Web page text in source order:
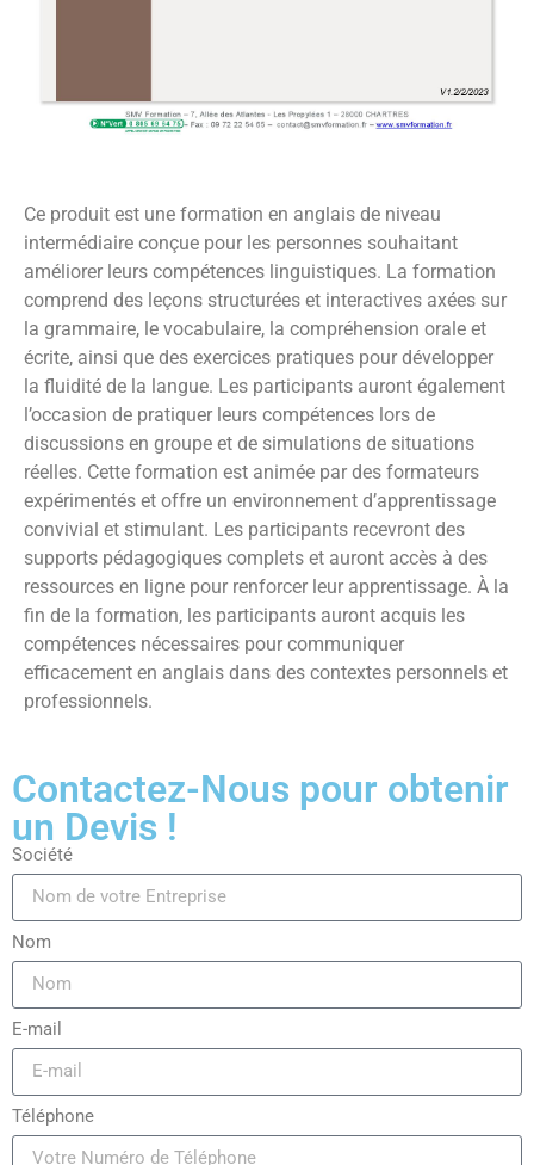
Ce produit est une formation en anglais de niveau
intermédiaire conçue pour les personnes souhaitant
améliorer leurs compétences linguistiques. La formation
comprend des leçons structurées et interactives axées sur
la grammaire, le vocabulaire, la compréhension orale et
écrite, ainsi que des exercices pratiques pour développer
la fluidité de la langue. Les participants auront également
l’occasion de pratiquer leurs compétences lors de
discussions en groupe et de simulations de situations
réelles. Cette formation est animée par des formateurs
expérimentés et offre un environnement d’apprentissage
convivial et stimulant. Les participants recevront des
supports pédagogiques complets et auront accès à des
ressources en ligne pour renforcer leur apprentissage. À la
fin de la formation, les participants auront acquis les
compétences nécessaires pour communiquer
efficacement en anglais dans des contextes personnels et
professionnels.
Contactez-Nous pour obtenir
un Devis !
Société
Nom
E-mail
Téléphone